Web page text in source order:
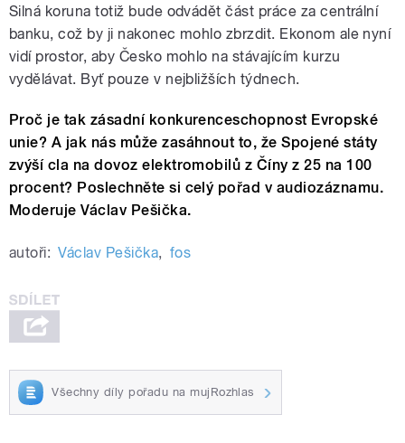
Silná koruna totiž bude odvádět část práce za centrální
banku, což by ji nakonec mohlo zbrzdit. Ekonom ale nyní
vidí prostor, aby Česko mohlo na stávajícím kurzu
vydělávat. Byť pouze v nejbližších týdnech.
Proč je tak zásadní konkurenceschopnost Evropské
unie? A jak nás může zasáhnout to, že Spojené státy
zvýší cla na dovoz elektromobilů z Číny z 25 na 100
procent? Poslechněte si celý pořad v audiozáznamu.
Moderuje Václav Pešička.
autoři: Václav Pešička, fos
Všechny díly pořadu na mujRozhlas